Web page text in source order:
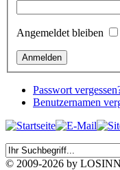
Angemeldet bleiben
Passwort
Benutzernamen
© 2009-2026 by